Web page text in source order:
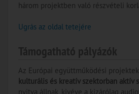
három projektben való részvételi
Ugrás az oldal tetejére
Támogatható pályázók
Az Európai együttműködési
kulturális és kreatív szektorban aktív
nyitva állnak, kivéve a kizárólag